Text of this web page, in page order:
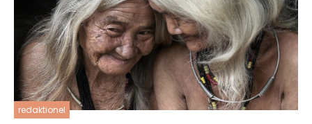
redaktionel